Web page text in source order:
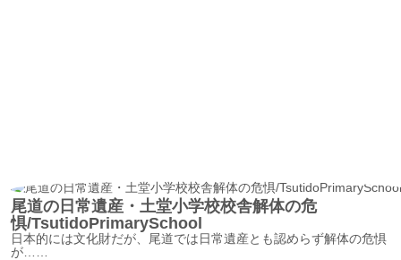
尾道の日常遺産・土堂小学校校舎解体の危
惧/TsutidoPrimarySchool
日本的には文化財だが、尾道では日常遺産とも認めらず解体の危惧
が……